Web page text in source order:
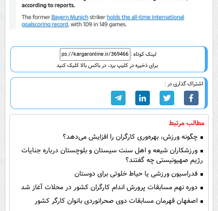
لینک کوتاه :
برای ذخیره در کلیپ برد، در باکس بالا کلیک کنید
اشتراک گذاری در :
مطالب مرتبط
چگونه ورزش، بهره‌وری کارگران را افزایش می‌دهد؟
ورزشکاران شیعه و اهل سنت سیستان و بلوچستان درباره جنایات
رژیم صهیونیستی چه گفتند؟
فدراسیون ورزشی یا حیاط خلوتی برای دوستان
دوره نهم مسابقات پرورش اندام کارگران کشور در محلات آغاز شد
اصفهان قهرمان مسابقات دوی صحرانوردی بانوان کارگر کشور